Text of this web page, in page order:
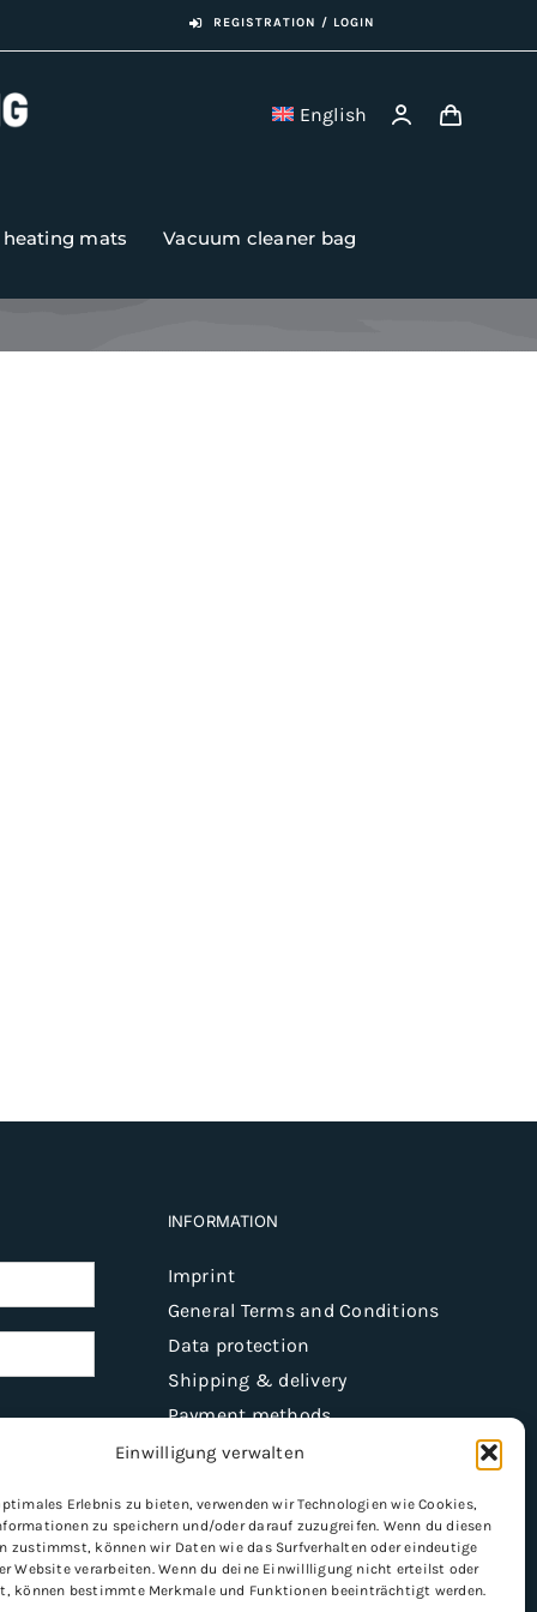
Einwilligung verwalten
Erlebnis zu bieten, verwenden wir Technologien wie Cookies,
zu speichern und/oder darauf zuzugreifen. Wenn du diesen
zustimmst, können wir Daten wie das Surfverhalten oder eindeutige
Website verarbeiten. Wenn du deine Einwillligung nicht erteilst oder
können bestimmte Merkmale und Funktionen beeinträchtigt werden.
REGISTRATION / LOGIN
English
mats Vacuum cleaner bag
Register
INFORMATION
Imprint
General Terms and Conditions
Data protection
Shipping & delivery
Payment methods